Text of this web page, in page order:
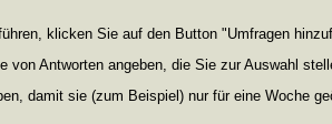
klicken Sie auf den Button "Umfragen
von Antworten angeben, die Sie zur Auswahl
damit sie (zum Beispiel) nur für eine Woche